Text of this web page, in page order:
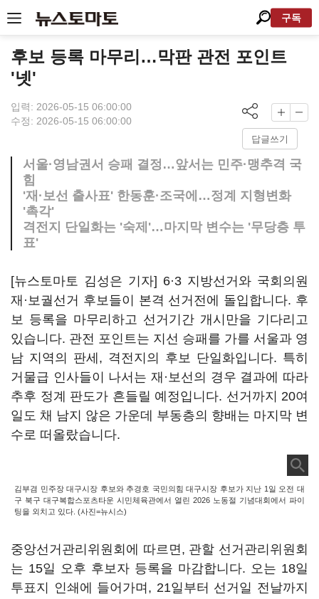
구독
후보 등록 마무리…막판 관전 포인트
'넷'
입력: 2026-05-15 06:00:00
수정: 2026-05-15 06:00:00
답글쓰기
서울·영남권서 승패 결정…앞서는 민주·맹추격 국
힘
'재·보선 출사표' 한동훈·조국에…정계 지형변화
'촉각'
격전지 단일화는 '숙제'…마지막 변수는 '무당층 투
표'
[뉴스토마토 김성은 기자] 6·3 지방선거와 국회의원
재·보궐선거 후보들이 본격 선거전에 돌입합니다. 후
보 등록을 마무리하고 선거기간 개시만을 기다리고
있습니다. 관전 포인트는 지선 승패를 가를 서울과 영
남 지역의 판세, 격전지의 후보 단일화입니다. 특히
거물급 인사들이 나서는 재·보선의 경우 결과에 따라
추후 정계 판도가 흔들릴 예정입니다. 선거까지 20여
일도 채 남지 않은 가운데 부동층의 향배는 마지막 변
수로 떠올랐습니다.
김부겸 민주장 대구시장 후보와 추경호 국민의힘 대구시장 후보가 지난 1일 오전 대
구 북구 대구복합스포츠타운 시민체육관에서 열린 2026 노동절 기념대회에서 파이
팅을 외치고 있다. (사진=뉴시스)
중앙선거관리위원회에 따르면, 관할 선거관리위원회
는 15일 오후 후보자 등록을 마감합니다. 오는 18일
투표지 인쇄에 들어가며, 21일부터 선거일 전날까지